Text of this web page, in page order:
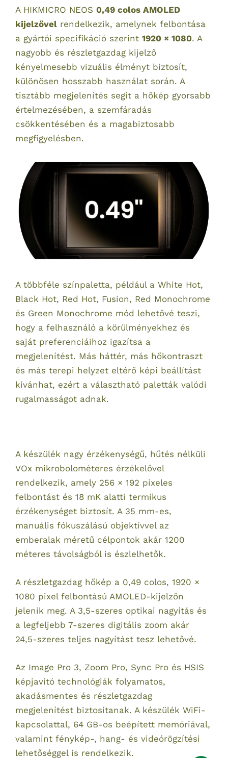
A HIKMICRO NEOS 0,49 colos AMOLED
kijelzővel rendelkezik, amelynek felbontása
a gyártói specifikáció szerint 1920 × 1080. A
nagyobb és részletgazdag kijelző
kényelmesebb vizuális élményt biztosít,
különösen hosszabb használat során. A
tisztább megjelenítés segít a hőkép gyorsabb
értelmezésében, a szemfáradás
csökkentésében és a magabiztosabb
megfigyelésben.
A többféle színpaletta, például a White Hot,
Black Hot, Red Hot, Fusion, Red Monochrome
és Green Monochrome mód lehetővé teszi,
hogy a felhasználó a körülményekhez és
saját preferenciáihoz igazítsa a
megjelenítést. Más háttér, más hőkontraszt
és más terepi helyzet eltérő képi beállítást
kívánhat, ezért a választható paletták valódi
rugalmasságot adnak.
A készülék nagy érzékenységű, hűtés nélküli
VOx mikrobolométeres érzékelővel
rendelkezik, amely 256 × 192 pixeles
felbontást és 18 mK alatti termikus
érzékenységet biztosít. A 35 mm-es,
manuális fókuszálású objektívvel az
emberalak méretű célpontok akár 1200
méteres távolságból is észlelhetők.
A részletgazdag hőkép a 0,49 colos, 1920 ×
1080 pixel felbontású AMOLED-kijelzőn
jelenik meg. A 3,5-szeres optikai nagyítás és
a legfeljebb 7-szeres digitális zoom akár
24,5-szeres teljes nagyítást tesz lehetővé.
Az Image Pro 3, Zoom Pro, Sync Pro és HSIS
képjavító technológiák folyamatos,
akadásmentes és részletgazdag
megjelenítést biztosítanak. A készülék WiFi-
kapcsolattal, 64 GB-os beépített memóriával,
valamint fénykép-, hang- és videórögzítési
lehetőséggel is rendelkezik.